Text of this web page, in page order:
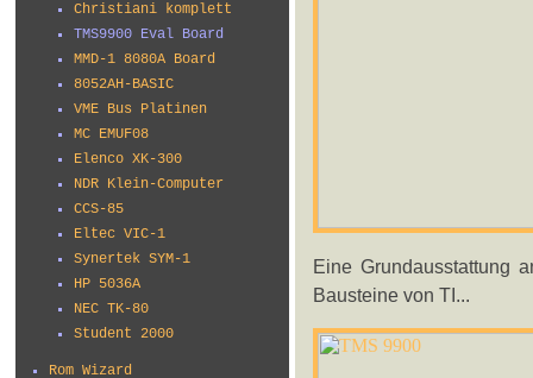
Christiani komplett
TMS9900 Eval Board
MMD-1 8080A Board
8052AH-BASIC
VME Bus Platinen
MC EMUF08
Elenco XK-300
NDR Klein-Computer
CCS-85
Eltec VIC-1
Synertek SYM-1
HP 5036A
NEC TK-80
Student 2000
Rom Wizard
Eine Grundausstattung
Bausteine von TI...